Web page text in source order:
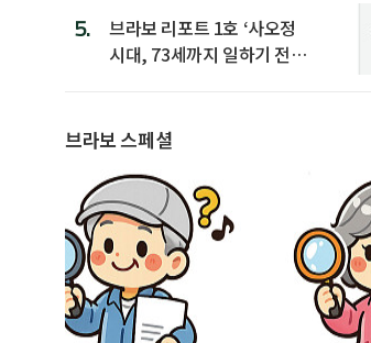
5.
브라보 리포트 1호 ‘사오정
시대, 73세까지 일하기 전략’
브라보 스페셜